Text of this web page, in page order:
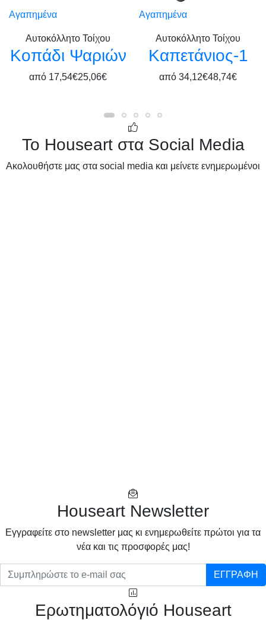
Αγαπημένα
Αυτοκόλλητο Τοίχου
Κοπάδι Ψαριών
από 17,54€25,06€
Αγαπημένα
Αυτοκόλλητο Τοίχου
Καπετάνιος-1
από 34,12€48,74€
Το Houseart στα Social Media
Ακολουθήστε μας στα social media και μείνετε ενημερωμένοι
Houseart Newsletter
Eγγραφείτε στο newsletter μας κι ενημερωθείτε πρώτοι για τα
νέα και τις προσφορές μας!
ΕΓΓΡΑΦΗ
Ερωτηματολόγιό Houseart